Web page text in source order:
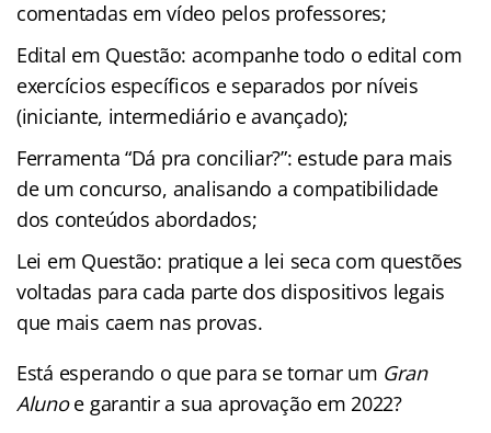
comentadas em vídeo pelos professores;
Edital em Questão: acompanhe todo o edital com
exercícios específicos e separados por níveis
(iniciante, intermediário e avançado);
Ferramenta “Dá pra conciliar?”: estude para mais
de um concurso, analisando a compatibilidade
dos conteúdos abordados;
Lei em Questão: pratique a lei seca com questões
voltadas para cada parte dos dispositivos legais
que mais caem nas provas.
Está esperando o que para se tornar um Gran
Alunoe garantir a sua aprovação em 2022?